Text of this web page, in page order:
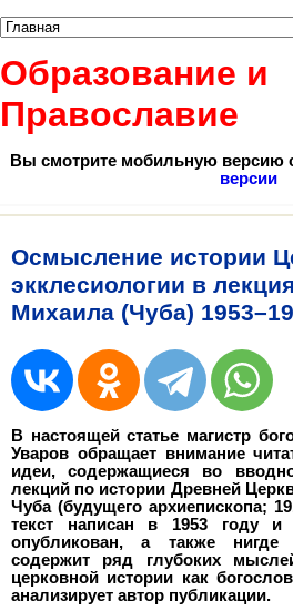
Образование и
Православие
Вы смотрите мобильную версию
версии
Осмысление истории
экклесиологии в
Михаила (Чуба)
В настоящей статье магистр
Уваров обращает внимание
идеи, содержащиеся во
лекций по истории Древней
Чуба (будущего архиепископа;
текст написан в 1953 году
опубликован, а также
содержит ряд глубоких
церковной истории как
анализирует автор публикации.